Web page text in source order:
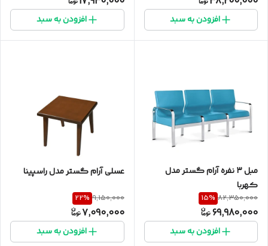
افزودن به سبد افزودن به سبد
مبل ۳ نفره آرام گستر مدل
کهربا
82,350,000
15%
69,980,000
افزودن به سبد
عسلی آرام گستر مدل راسپینا
9,150,000
22%
7,090,000
افزودن به سبد